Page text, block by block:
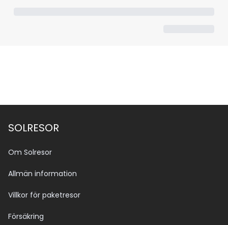
SOLRESOR
Om Solresor
Allmän information
Villkor för paketresor
Försäkring